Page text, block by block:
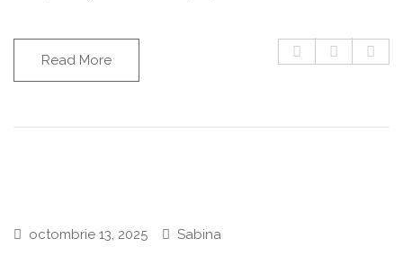
Read More
octombrie 13, 2025 Sabina